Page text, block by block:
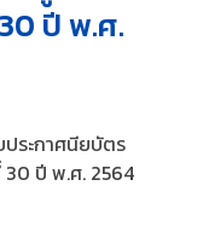
ปี พ.ศ.
ระกาศนียบัตร
ปี พ.ศ. 2564